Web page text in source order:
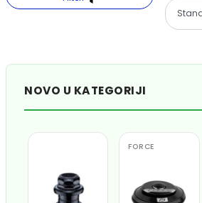
NOVO U KATEGORIJI
FORCE